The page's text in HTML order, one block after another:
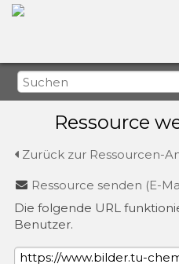
Ressource
Zurück zur Ressourcen-
Ressource senden (E-
Die folgende URL
Benutzer.